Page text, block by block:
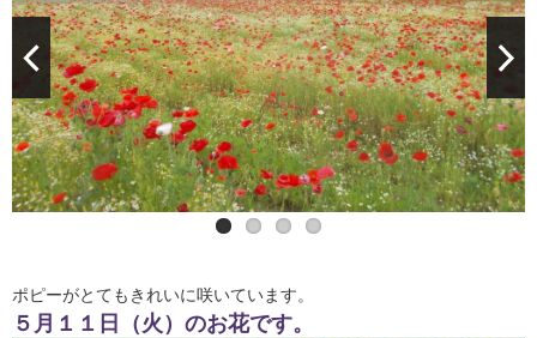
ポピーがとてもきれいに咲いています。
５月１１日（火）のお花です。